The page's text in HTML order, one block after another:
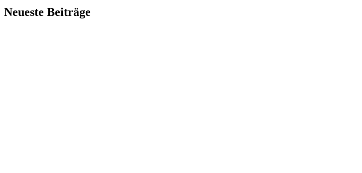
Neueste Beiträge